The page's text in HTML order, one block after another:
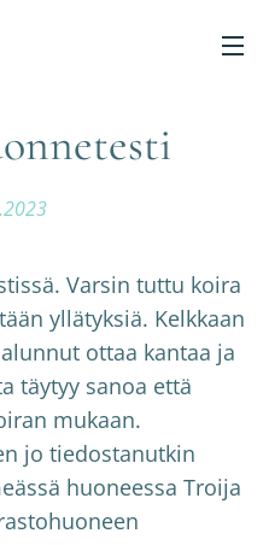
Varsin tuttu koira
yllätyksiä. Kelkkaan
ottaa kantaa ja
täytyy sanoa että
mukaan.
jo tiedostanutkin
huoneessa Troija